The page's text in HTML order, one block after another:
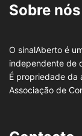
Sobre nós
O sinalAberto é
independente de
É propriedade da
Associação de